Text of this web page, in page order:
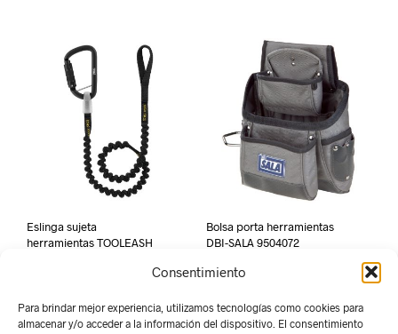
Consentimiento
Para brindar mejor experiencia, utilizamos tecnologías como cookies para
almacenar y/o acceder a la información del dispositivo. El consentimiento
Eslinga sujeta
herramientas TOOLEASH
Bolsa porta herramientas
DBI-SALA 9504072